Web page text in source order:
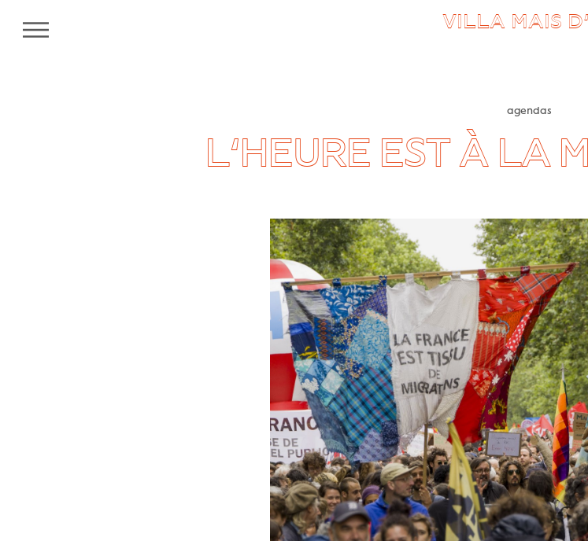
VILLA MAIS
agendas
L’HEURE EST À LA